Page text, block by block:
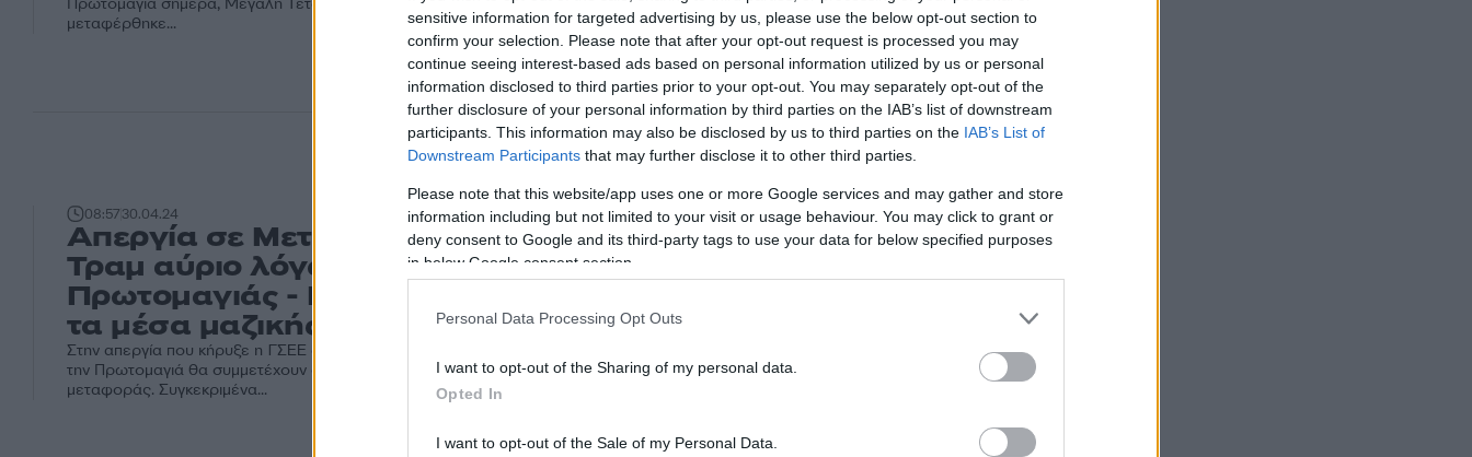
sensitive information for targeted advertising by us, please use the below opt-out section to
confirm your selection. Please note that after your opt-out request is processed you may
continue seeing interest-based ads based on personal information utilized by us or personal
information disclosed to third parties prior to your opt-out. You may separately opt-out of the
further disclosure of your personal information by third parties on the IAB’s list of downstream
participants. This information may also be disclosed by us to third parties on the IAB’s List of
Downstream Participants that may further disclose it to other third parties.
Please note that this website/app uses one or more Google services and may gather and store
information including but not limited to your visit or usage behaviour. You may click to grant or
deny consent to Google and its third-party tags to use your data for below specified purposes
in below Google consent section.
Personal Data Processing Opt Outs
I want to opt-out of the Sharing of my personal data.
Opted In
I want to opt-out of the Sale of my Personal Data.
μεταφέρθηκε...
08:5730.04.24
Απεργία σε Μετρό, λεωφορεία και
Τραμ αύριο λόγω της
Πρωτομαγιάς - Πώς θα κινηθούν
τα μέσα μαζικής μεταφοράς
Στην απεργία που κήρυξε η ΓΣΕΕ αύριο Μεγάλη Τετάρτη (01.05.2024) για
την Πρωτομαγιά θα συμμετέχουν οι εργαζόμενοι στα μέσα μαζικής
μεταφοράς. Συγκεκριμένα...